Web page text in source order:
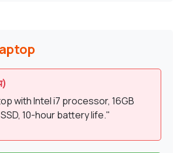
with Intel i7 processor, 16GB
SSD, 10-hour battery life."